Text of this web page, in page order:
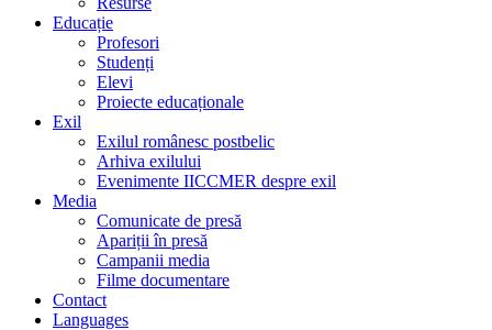
Educație
Profesori
Studenți
Elevi
Proiecte educaționale
Exil
Exilul românesc postbelic
Arhiva exilului
Evenimente IICCMER despre exil
Media
Comunicate de presă
Apariții în presă
Campanii media
Filme documentare
Contact
Languages